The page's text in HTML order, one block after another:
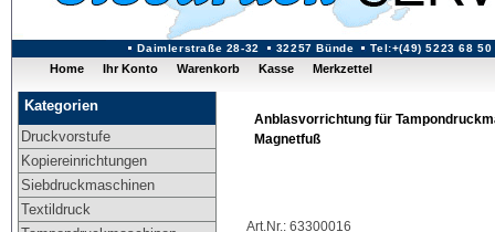
Daimlerstraße 28-32 32257 Bünde Tel:+(49) 5223 68 50
Home Ihr Konto Warenkorb Kasse Merkzettel
Kategorien
Druckvorstufe
Kopiereinrichtungen
Siebdruckmaschinen
Textildruck
Anblasvorrichtung für
Magnetfuß
Art.Nr.: 63300016